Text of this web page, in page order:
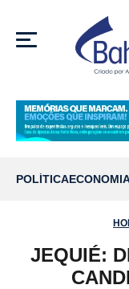
MENU
POLÍTICA
JEQUIÉ: